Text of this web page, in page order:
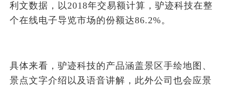
利文数据，以2018年交易额计算，驴迹科技在整
个在线电子导览市场的份额达86.2%。
具体来看，驴迹科技的产品涵盖景区手绘地图、
景点文字介绍以及语音讲解，此外公司也会应景